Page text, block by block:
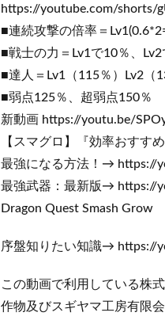
https://youtube.com/shorts/
■連続攻撃の倍率＝
■戦士の力＝Lv1で10％、
■達人＝Lv1（115％）Lv2（
■弱点125％、超弱点150％​​
新動画 https://youtu.be/
【スマグロ】『効率おすす
最強になる方法！→ https://
最強武器：最新版→ https://
Dragon Quest Smash Grow
序盤知りたい知識→ https://
この動画で利用している株
作物及びスギヤマ工房有限